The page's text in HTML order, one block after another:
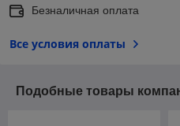
Безналичная оплата
Все условия оплаты
Подобные товары